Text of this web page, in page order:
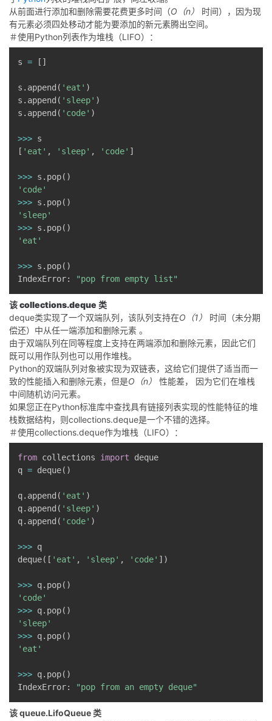
从前面进行添加和删除需要花费更多时间（O（n）
时间），因为现
有元素必须四处移动才能为要添加的新元素腾出空间。
＃使用Python列表作为堆栈（LIFO）：
s = [ ]
s . append ( 'eat' )
s . append ( 'sleep' )
s . append ( 'code' )
>>>
[ 'eat' , 'sleep' , 'code' ]
>>> s . pop( )
'code'
>>> s . pop( )
'sleep'
>>> s . pop( )
'eat'
>>> s . pop( )
IndexError: "pop from empty list"
该collections.deque 类
deque类实现了一个双端队列，该队列支持在O（1）
时间（未分期
偿还）中从任一端添加和删除元素 。
由于双端队列在同等程度上支持在两端添加和删除元素，因此它们
既可以用作队列也可以用作堆栈。
Python的双端队列对象被实现为双链表，这给它们提供了适当而一
致的性能插入和删除元素，但是O（n） 性能差， 因为它们在堆栈
中间随机访问元素。
如果您正在Python标准库中查找具有链接列表实现的性能特征的堆
栈数据结构，则collections.deque是一个不错的选择。
＃使用collections.deque作为堆栈（LIFO）：
from collections import deque
q = deque( )
q. append ( 'eat' )
q. append ( 'sleep' )
q. append ( 'code' )
>>> q
deque( [ 'eat' , 'sleep' , 'code' ] )
>>> q. pop( )
'code'
>>> q. pop( )
'sleep'
>>> q. pop( )
'eat'
>>> q. pop( )
IndexError: "pop from an empty deque"
该queue.LifoQueue类